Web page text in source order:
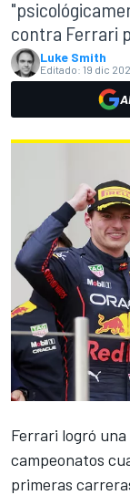
contra Ferrari
Luke Smith
Editado: 19 dic
Ferrari logró
campeonatos
primeras